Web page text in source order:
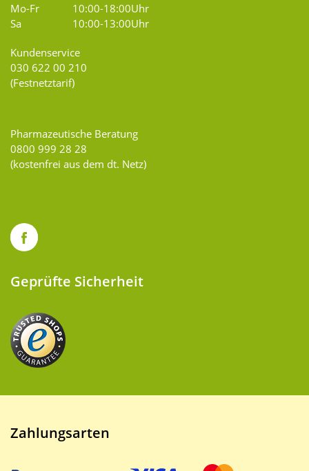
Mo-Fr
10:00-18:00Uhr
Sa
10:00-13:00Uhr
Kundenservice
030 622 00 210
(Festnetztarif)
Pharmazeutische Beratung
0800 999 28 28
(kostenfrei aus dem dt. Netz)
Geprüfte Sicherheit
Zahlungsarten